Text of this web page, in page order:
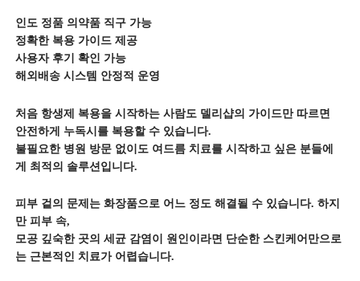
인도 정품 의약품 직구 가능
정확한 복용 가이드 제공
사용자 후기 확인 가능
해외배송 시스템 안정적 운영
처음 항생제 복용을 시작하는 사람도 델리샵의 가이드만 따르면
안전하게 누독시를 복용할 수 있습니다.
불필요한 병원 방문 없이도 여드름 치료를 시작하고 싶은 분들에
게 최적의 솔루션입니다.
피부 겉의 문제는 화장품으로 어느 정도 해결될 수 있습니다. 하지
만 피부 속,
모공 깊숙한 곳의 세균 감염이 원인이라면 단순한 스킨케어만으로
는 근본적인 치료가 어렵습니다.